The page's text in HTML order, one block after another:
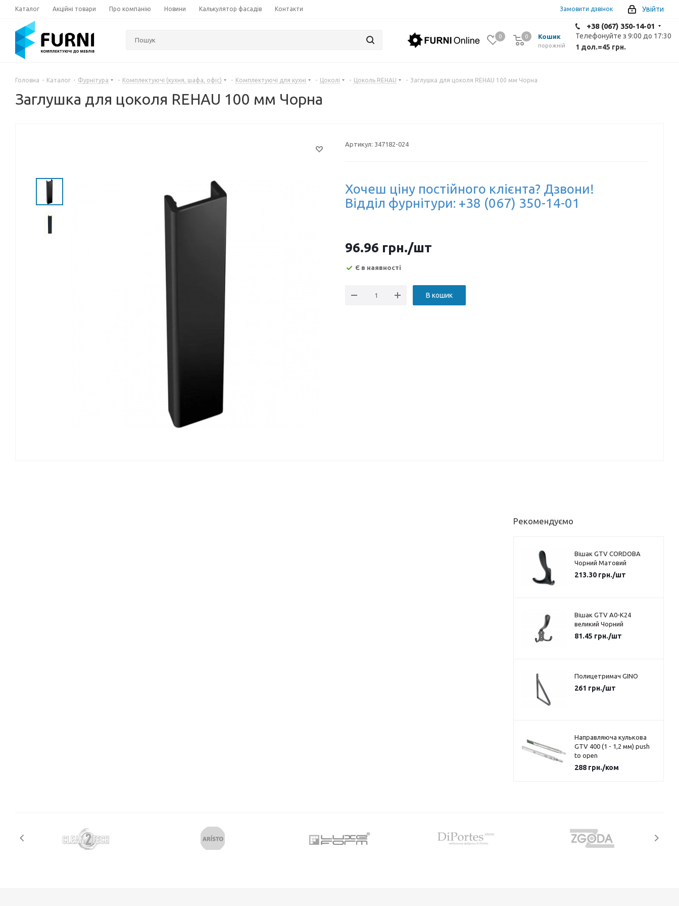
Каталог Акційні товари Про компанію Новини Калькулятор фасадів Контакти Увійти
Замовити дзвінок
+38 (067) 350-14-01
Телефонуйте з 9:00 до 17:30
1 дол.=45 грн.
0 Кошик
0
порожній
0
Головна - Каталог - Фурнітура - Комплектуючі (кухня, шафа, офіс) - Комплектуючі для кухні - Цоколі - Цоколь REHAU - Заглушка для цоколя REHAU 100 мм Чорна
Заглушка для цоколя REHAU 100 мм Чорна
Артикул: 347182-024
Хочеш ціну постійного клієнта? Дзвони!
Відділ фурнітури: +38 (067) 350-14-01
96.96 грн./шт
Є в наявності
В кошик
Рекомендуємо
Вішак GTV CORDOBA
Чорний Матовий
213.30грн./шт
Вішак GTV A0-K24
великий Чорний
81.45 грн./шт
Полицетримач GINO
261 грн./шт
Направляюча кулькова
GTV 400 (1 - 1,2 мм) push
to open
288грн./ком